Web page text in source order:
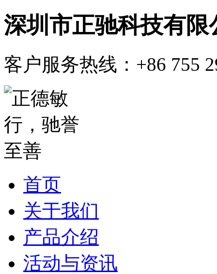
深圳市正驰科技有限
客户服务热线： +86 755
首页
关于我们
产品介绍
活动与资讯